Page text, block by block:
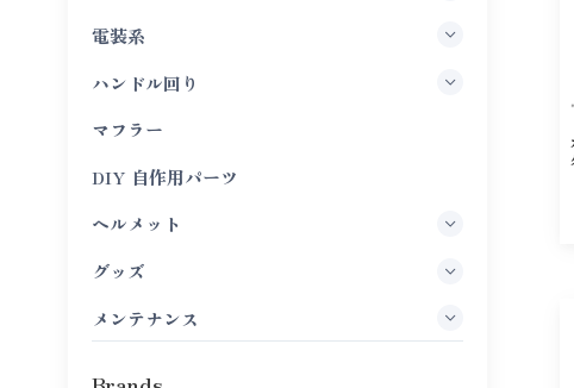
電装系
ハンドル回り
マフラー
DIY 自作用パーツ
ヘルメット
グッズ
メンテナンス